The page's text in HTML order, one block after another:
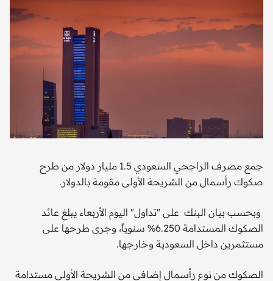
جمع مصرف الراجحي السعودي 1.5 مليار دولار من طرح
صكوك رأسمال من الشريحة الأولى مقومة بالدولار.
وبحسب بيان البنك على "تداول" اليوم الأربعاء يبلغ عائد
الصكوك المستدامة 6.250% سنوياً، وجرى طرحها على
مستثمرين داخل السعودية وخارجها.
الصكوك من نوع رأسمال إضافي من الشريحة الأولى مستدامة